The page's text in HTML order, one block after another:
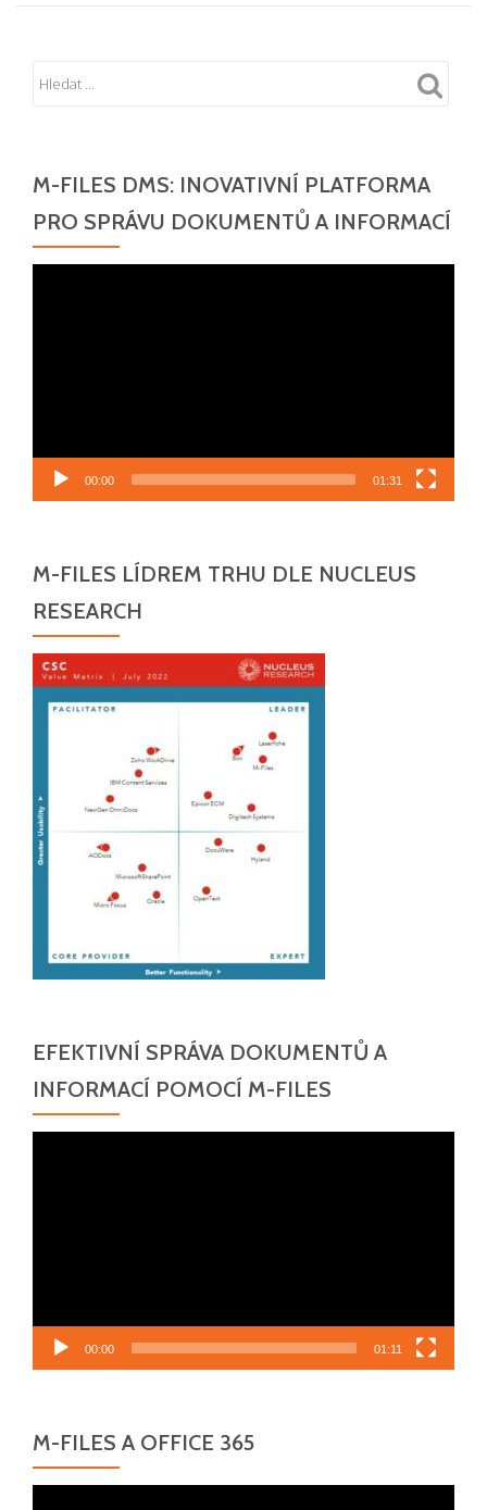
M-FILES DMS: INOVATIVNÍ PLATFORMA
PRO SPRÁVU DOKUMENTŮ A INFORMACÍ
00:00 01:31
M-FILES LÍDREM TRHU DLE NUCLEUS
RESEARCH
EFEKTIVNÍ SPRÁVA DOKUMENTŮ A
INFORMACÍ POMOCÍ M-FILES
00:00 01:11
M-FILES A OFFICE 365